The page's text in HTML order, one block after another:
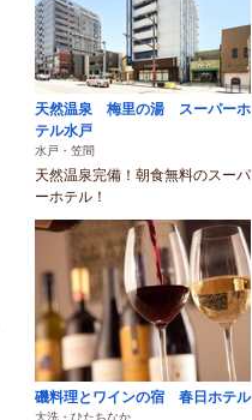
天然温泉 梅里の湯 スーパーホ
テル水戸
水戸・笠間
天然温泉完備！朝食無料のスーパ
ーホテル！
磯料理とワインの宿 春日ホテル
大洗・ひたちなか